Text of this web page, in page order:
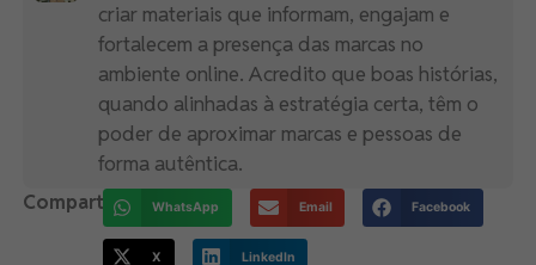
criar materiais que informam, engajam e
fortalecem a presença das marcas no
ambiente online. Acredito que boas histórias,
quando alinhadas à estratégia certa, têm o
poder de aproximar marcas e pessoas de
forma autêntica.
Compartilhe: WhatsApp Email Facebook
X LinkedIn